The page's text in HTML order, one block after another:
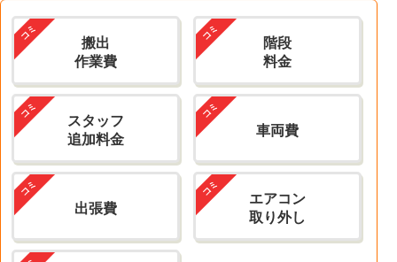
搬出
作業費
階段
料金
スタッフ
追加料金
車両費
出張費
エアコン
取り外し